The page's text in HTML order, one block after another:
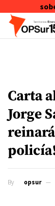
Skip to content
Carta
Jorge
By opsur